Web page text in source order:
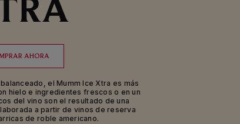
AHORA
el Mumm Ice Xtra es más
hielo e ingredientes frescos o en un
del vino son el resultado de una
a partir de vinos de reserva
de roble americano.